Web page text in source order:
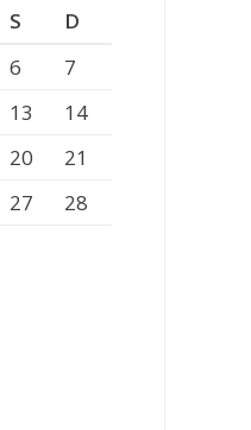
S
D
6
7
13
14
20
21
27
28